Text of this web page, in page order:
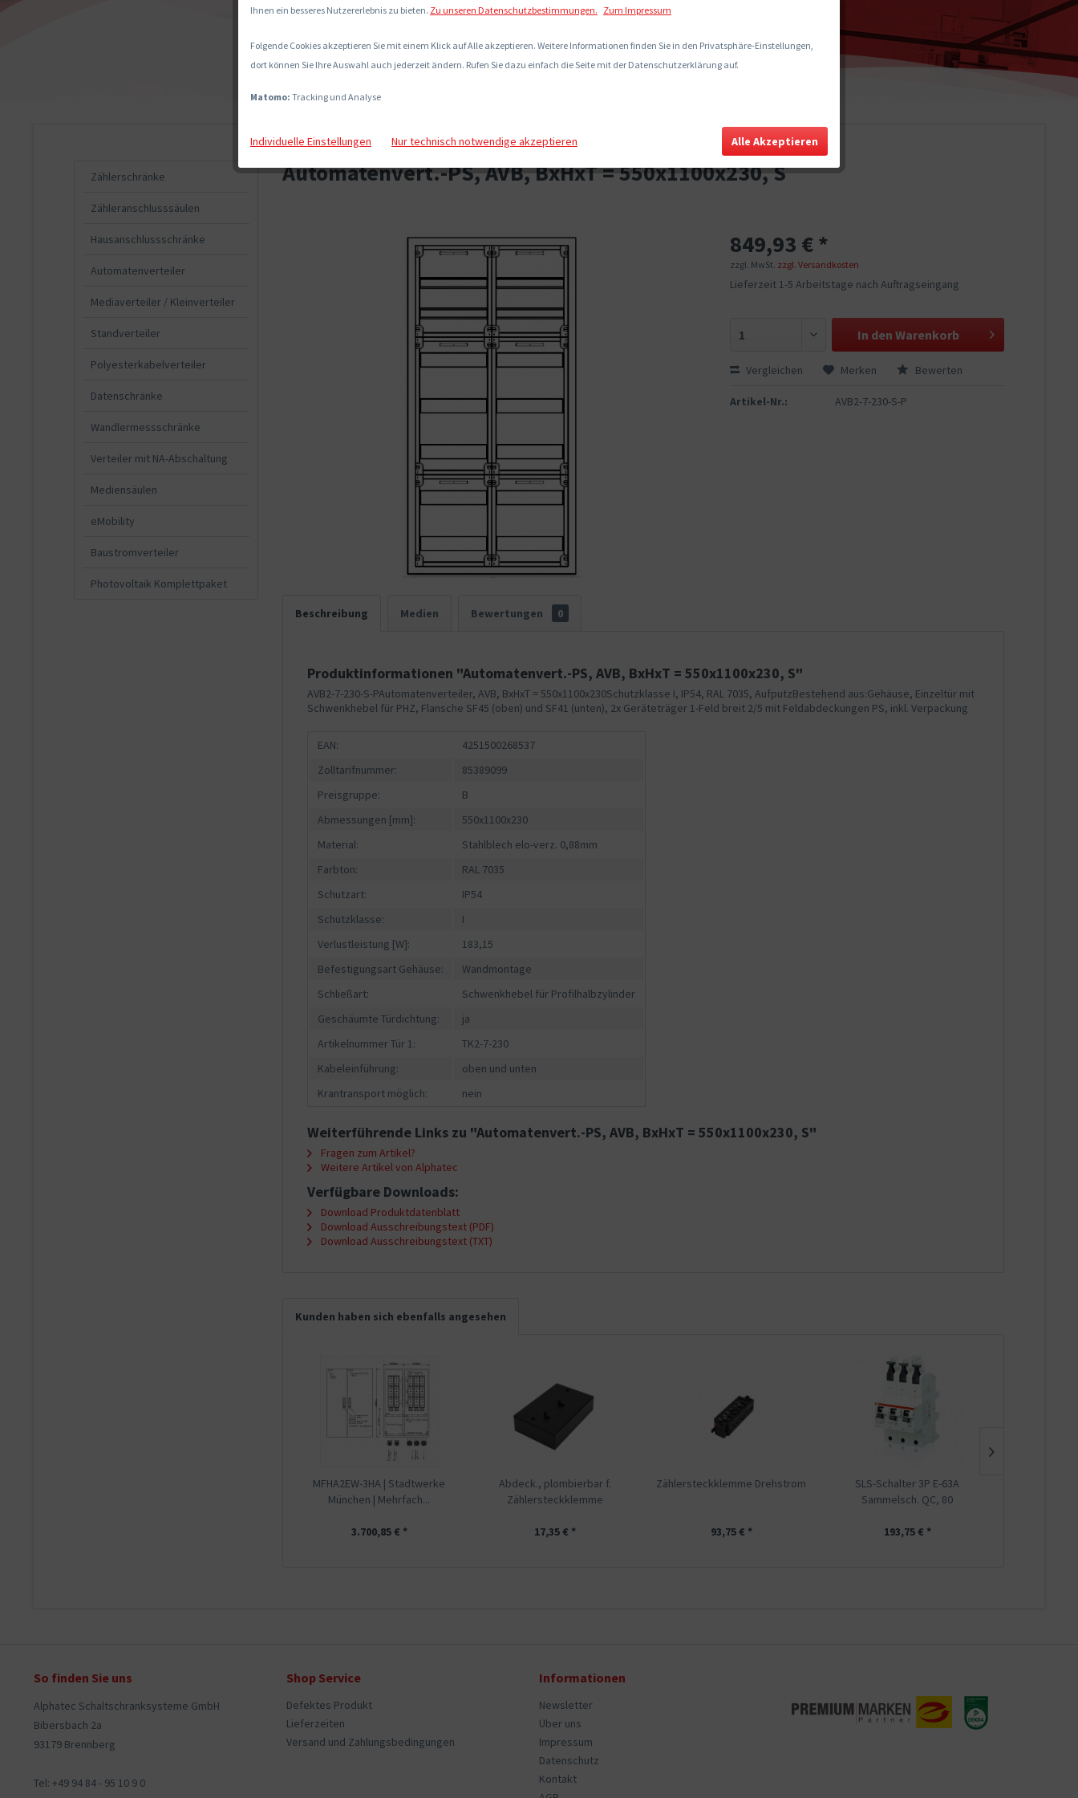
Zählerschränke
Zähleranschlusssäulen
Hausanschlussschränke
Automatenverteiler
Mediaverteiler / Kleinverteiler
Standverteiler
Polyesterkabelverteiler
Datenschränke
Wandlermessschränke
Verteiler mit NA-Abschaltung
Mediensäulen
eMobility
Baustromverteiler
Photovoltaik Komplettpaket
Automatenvert.-PS, AVB, BxHxT = 550x1100x230, S
849,93 € *
zzgl. MwSt. zzgl. Versandkosten
Lieferzeit 1-5 Arbeitstage nach Auftragseingang
In den Warenkorb
Vergleichen Merken Bewerten
Artikel-Nr.: AVB2-7-230-S-P
Beschreibung Medien Bewertungen 0
Produktinformationen "Automatenvert.-PS, AVB, BxHxT = 550x1100x230, S"
AVB2-7-230-S-PAutomatenverteiler, AVB, BxHxT = 550x1100x230Schutzklasse I, IP54, RAL 7035, AufputzBestehend aus:Gehäuse, Einzeltür mit
Schwenkhebel für PHZ, Flansche SF45 (oben) und SF41 (unten), 2x Geräteträger 1-Feld breit 2/5 mit Feldabdeckungen PS, inkl. Verpackung
EAN:
4251500268537
Zolltarifnummer:
85389099
Preisgruppe:
B
Abmessungen [mm]:
550x1100x230
Material:
Stahlblech elo-verz. 0,88mm
Farbton:
RAL 7035
Schutzart:
IP54
Schutzklasse:
I
Verlustleistung [W]:
183,15
Befestigungsart Gehäuse:
Wandmontage
Schließart:
Schwenkhebel für Profilhalbzylinder
Geschäumte Türdichtung:
ja
Artikelnummer Tür 1:
TK2-7-230
Kabeleinführung:
oben und unten
Krantransport möglich:
nein
Weiterführende Links zu "Automatenvert.-PS, AVB, BxHxT = 550x1100x230, S"
Fragen zum Artikel?
Weitere Artikel von Alphatec
Verfügbare Downloads:
Download Produktdatenblatt
Download Ausschreibungstext (PDF)
Download Ausschreibungstext (TXT)
Kunden haben sich ebenfalls angesehen
MFHA2EW-3HA | Stadtwerke
München | Mehrfach...
3.700,85 € *
Abdeck., plombierbar f.
Zählersteckklemme
17,35 € *
Zählersteckklemme Drehstrom
93,75 € *
SLS-Schalter 3P E-63A
Sammelsch. QC, 80
193,75 € *
So finden Sie uns
Alphatec Schaltschranksysteme GmbH
Bibersbach 2a
93179 Brennberg
Tel: +49 94 84 - 95 10 9 0
Shop Service
Defektes Produkt
Lieferzeiten
Versand und Zahlungsbedingungen
Informationen
Newsletter
Über uns
Impressum
Datenschutz
Kontakt
Ihnen ein besseres Nutzererlebnis zu bieten. Zu unseren Datenschutzbestimmungen. Zum Impressum
Folgende Cookies akzeptieren Sie mit einem Klick auf Alle akzeptieren. Weitere Informationen finden Sie in den Privatsphäre-Einstellungen,
dort können Sie Ihre Auswahl auch jederzeit ändern. Rufen Sie dazu einfach die Seite mit der Datenschutzerklärung auf.
Matomo: Tracking und Analyse
Individuelle Einstellungen Nur technisch notwendige akzeptieren Alle Akzeptieren